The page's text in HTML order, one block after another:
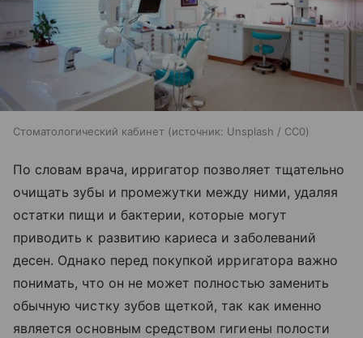
Стоматологический кабинет источник: Unsplash / CC0
По словам врача, ирригатор позволяет тщательно
очищать зубы и промежутки между ними, удаляя
остатки пищи и бактерии, которые могут
приводить к развитию кариеса и заболеваний
десен. Однако перед покупкой ирригатора важно
понимать, что он не может полностью заменить
обычную чистку зубов щеткой, так как именно
является основным средством гигиены полости